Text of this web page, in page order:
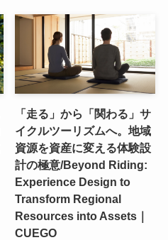
「走る」から「関わる」サ
イクルツーリズムへ。地域
資源を資産に変える体験設
計の極意/Beyond Riding:
Experience Design to
Transform Regional
Resources into Assets｜
CUEGO